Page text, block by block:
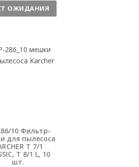
ч
е
в
о
ОЖИДАНИЯ
10 Фильтр-
для пылесоса
T 7/1
T 8/1 L, 10
шт.